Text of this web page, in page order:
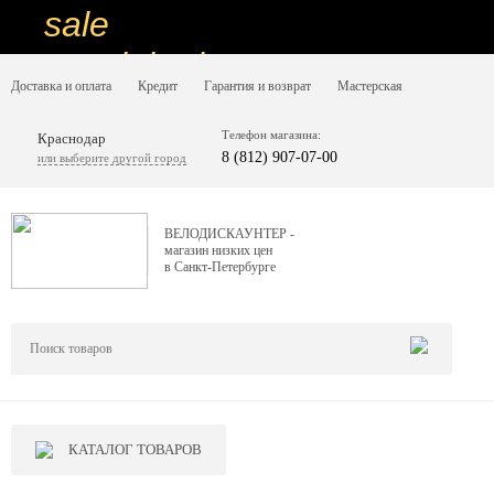
sale
special price
ну очень
вот дешево
sale
sale
Доставка и оплата Кредит Гарантия и возврат Мастерская
Краснодар
или выберите другой город
Телефон магазина:
8 (812) 907-07-00
ВЕЛОДИСКАУНТЕР -
магазин низких цен
в Санкт-Петербурге
КАТАЛОГ ТОВАРОВ